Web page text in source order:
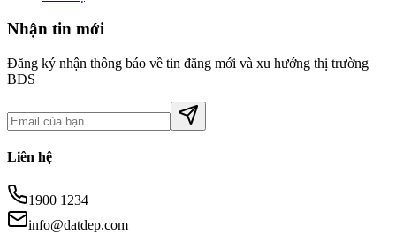
Nhận tin mới
Đăng ký nhận thông báo về tin đăng mới và xu hướng thị trường
BĐS
Liên hệ
1900 1234
info@datdep.com